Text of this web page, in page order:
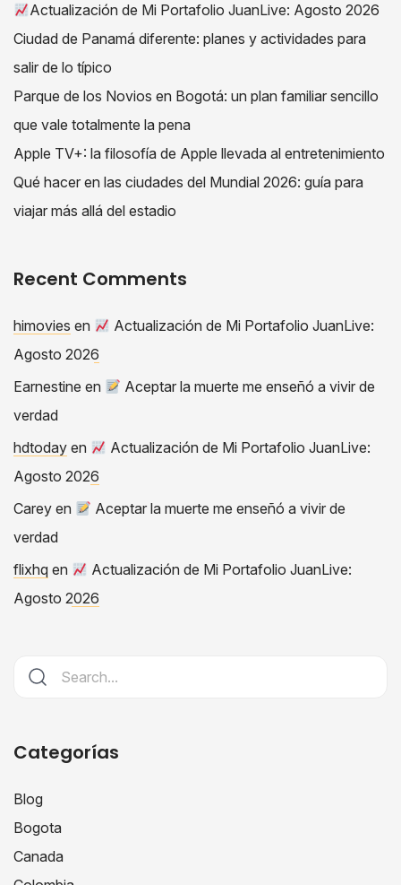
Actualización de Mi Portafolio JuanLive: Agosto 2026
Ciudad de Panamá diferente: planes y actividades para
salir de lo típico
Parque de los Novios en Bogotá: un plan familiar sencillo
que vale totalmente la pena
Apple TV+: la filosofía de Apple llevada al entretenimiento
Qué hacer en las ciudades del Mundial 2026: guía para
viajar más allá del estadio
Recent Comments
himovies en
Actualización de Mi Portafolio JuanLive:
Agosto 2026
Earnestine en
Aceptar la muerte me enseñó a vivir de
verdad
hdtoday en
Actualización de Mi Portafolio JuanLive:
Agosto 2026
Carey en
Aceptar la muerte me enseñó a vivir de
verdad
flixhq en
Actualización de Mi Portafolio JuanLive:
Agosto 2026
Categorías
Blog
Bogota
Canada